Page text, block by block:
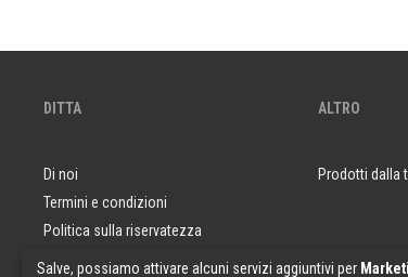
DITTA
Di noi
Termini e condizioni
Politica sulla riservatezza
Domande e risposte
ALTRO
Prodotti dalla
Salve, possiamo attivare alcuni servizi aggiuntivi per